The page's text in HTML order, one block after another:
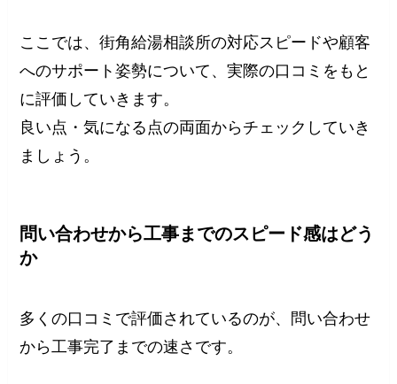
ここでは、街角給湯相談所の対応スピードや顧客
へのサポート姿勢について、実際の口コミをもと
に評価していきます。
良い点・気になる点の両面からチェックしていき
ましょう。
問い合わせから工事までのスピード感はどう
か
多くの口コミで評価されているのが、問い合わせ
から工事完了までの速さです。